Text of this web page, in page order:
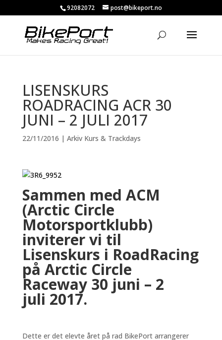
92082072 post@bikeport.no
LISENSKURS
ROADRACING ACR 30
JUNI – 2 JULI 2017
22/11/2016 | Arkiv Kurs & Trackdays
Sammen med ACM
(Arctic Circle
Motorsportklubb)
inviterer vi til
Lisenskurs i RoadRacing
på Arctic Circle
Raceway 30 juni – 2
juli 2017.
Dette er det elevte året på rad BikePort arrangerer